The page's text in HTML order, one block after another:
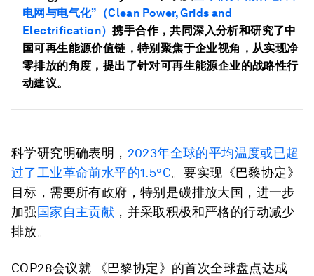
电网与电气化”（Clean Power, Grids and
Electrification）携手合作，共同深入分析和研究了中
国可再生能源价值链，特别聚焦于企业视角，从实现净
零排放的角度，提出了针对可再生能源企业的战略性行
动建议。
科学研究明确表明， 2023年全球的平均温度或已超
过了工业革命前水平的1.5°C。要实现《巴黎协定》
目标，需要所有政府，特别是碳排放大国，进一步
加强国家自主贡献 ，并采取积极和严格的行动减少
排放。
COP28会议就 《巴黎协定》的首次全球盘点达成